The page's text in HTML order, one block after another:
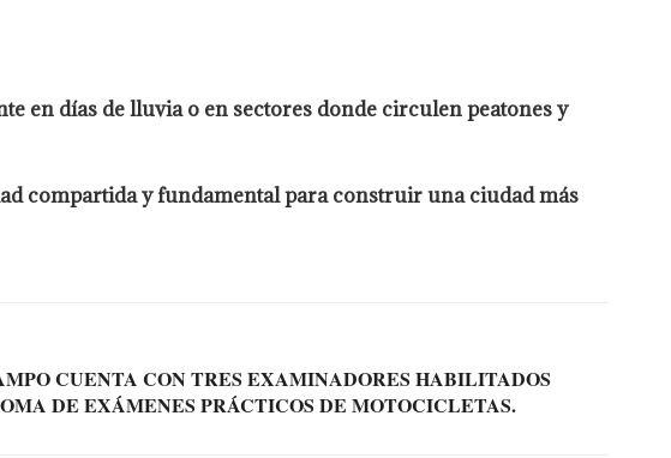
en días de lluvia o en sectores donde circulen peatones y
compartida y fundamental para construir una ciudad más
CUENTA CON TRES EXAMINADORES HABILITADOS
DE EXÁMENES PRÁCTICOS DE MOTOCICLETAS.